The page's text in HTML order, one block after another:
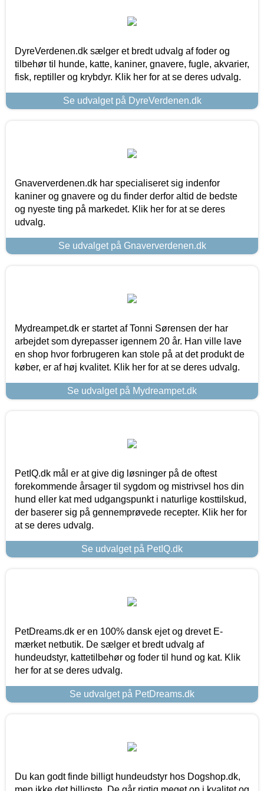
DyreVerdenen.dk sælger et bredt udvalg af foder og
tilbehør til hunde, katte, kaniner, gnavere, fugle, akvarier,
fisk, reptiller og krybdyr. Klik her for at se deres udvalg.
Se udvalget på DyreVerdenen.dk
Gnaververdenen.dk har specialiseret sig indenfor
kaniner og gnavere og du finder derfor altid de bedste
og nyeste ting på markedet. Klik her for at se deres
udvalg.
Se udvalget på Gnaververdenen.dk
Mydreampet.dk er startet af Tonni Sørensen der har
arbejdet som dyrepasser igennem 20 år. Han ville lave
en shop hvor forbrugeren kan stole på at det produkt de
køber, er af høj kvalitet. Klik her for at se deres udvalg.
Se udvalget på Mydreampet.dk
PetIQ.dk mål er at give dig løsninger på de oftest
forekommende årsager til sygdom og mistrivsel hos din
hund eller kat med udgangspunkt i naturlige kosttilskud,
der baserer sig på gennemprøvede recepter. Klik her for
at se deres udvalg.
Se udvalget på PetIQ.dk
PetDreams.dk er en 100% dansk ejet og drevet E-
mærket netbutik. De sælger et bredt udvalg af
hundeudstyr, kattetilbehør og foder til hund og kat. Klik
her for at se deres udvalg.
Se udvalget på PetDreams.dk
Du kan godt finde billigt hundeudstyr hos Dogshop.dk,